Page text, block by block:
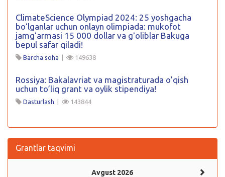
ClimateScience Olympiad 2024: 25 yoshgacha
boʻlganlar uchun onlayn olimpiada: mukofot
jamgʻarmasi 15 000 dollar va gʻoliblar Bakuga
bepul safar qiladi!
Barcha soha | 149638
Rossiya: Bakalavriat va magistraturada o’qish
uchun to’liq grant va oylik stipendiya!
Dasturlash | 143844
Grantlar taqvimi
Avgust 2026